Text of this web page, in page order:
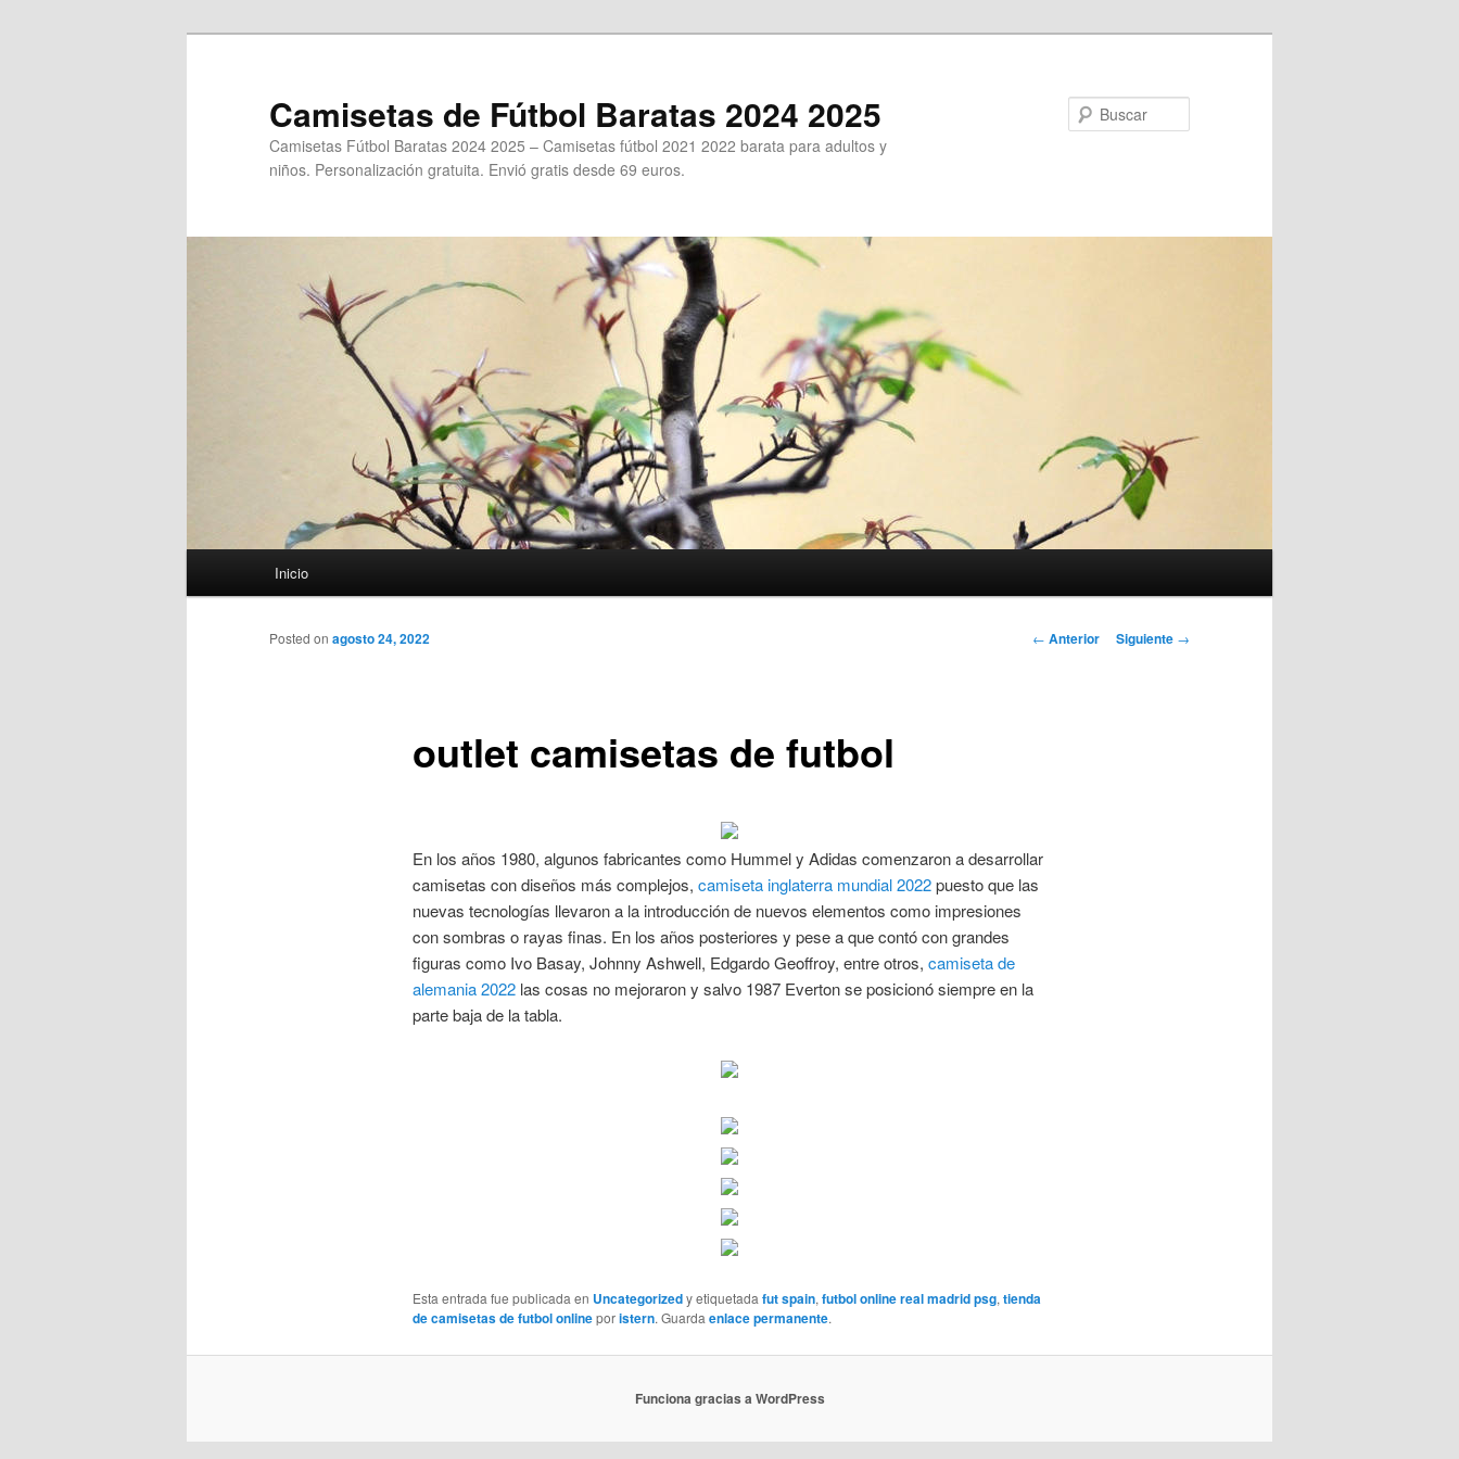
Camisetas de Fútbol Baratas 2024 2025
Camisetas Fútbol Baratas 2024 2025 – Camisetas fútbol 2021 2022 barata para adultos y
niños. Personalización gratuita. Envió gratis desde 69 euros.
Inicio
Navegación
← Anterior Siguiente →
outlet camisetas de futbol
Posted on agosto 24, 2022
En los años 1980, algunos fabricantes como Hummel y Adidas comenzaron a desarrollar
camisetas con diseños más complejos, camiseta inglaterra mundial 2022puesto que las
nuevas tecnologías llevaron a la introducción de nuevos elementos como impresiones
con sombras o rayas finas. En los años posteriores y pese a que contó con grandes
figuras como Ivo Basay, Johnny Ashwell, Edgardo Geoffroy, entre otros, camiseta de
alemania 2022las cosas no mejoraron y salvo 1987 Everton se posicionó siempre en la
parte baja de la tabla.
Esta entrada fue publicada en Uncategorizedy etiquetadafut spain,futbol online real madrid psg,tienda
de camisetas de futbol onlineporistern. Guardaenlace permanente.
Funciona gracias a WordPress